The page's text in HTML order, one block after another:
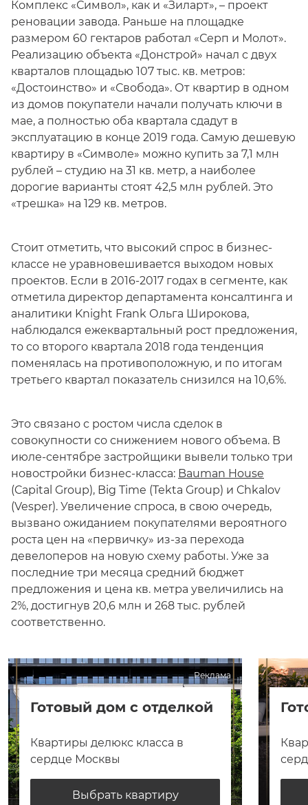
Комплекс «Символ», как и «Зиларт», – проект
реновации завода. Раньше на площадке
размером 60 гектаров работал «Серп и Молот».
Реализацию объекта «Донстрой» начал с двух
кварталов площадью 107 тыс. кв. метров:
«Достоинство» и «Свобода». От квартир в одном
из домов покупатели начали получать ключи в
мае, а полностью оба квартала сдадут в
эксплуатацию в конце 2019 года. Самую дешевую
квартиру в «Символе» можно купить за 7,1 млн
рублей – студию на 31 кв. метр, а наиболее
дорогие варианты стоят 42,5 млн рублей. Это
«трешка» на 129 кв. метров.
Стоит отметить, что высокий спрос в бизнес-
классе не уравновешивается выходом новых
проектов. Если в 2016-2017 годах в сегменте, как
отметила директор департамента консалтинга и
аналитики Knight Frank Ольга Широкова,
наблюдался ежеквартальный рост предложения,
то со второго квартала 2018 года тенденция
поменялась на противоположную, и по итогам
третьего квартал показатель снизился на 10,6%.
Это связано с ростом числа сделок в
совокупности со снижением нового объема. В
июле-сентябре застройщики вывели только три
новостройки бизнес-класса: Bauman House
(Capital Group), Big Time (Tekta Group) и Chkalov
(Vesper). Увеличение спроса, в свою очередь,
вызвано ожиданием покупателями вероятного
роста цен на «первичку» из-за перехода
девелоперов на новую схему работы. Уже за
последние три месяца средний бюджет
предложения и цена кв. метра увеличились на
2%, достигнув 20,6 млн и 268 тыс. рублей
соответственно.
Реклама
Готовый дом с отделкой
Квартиры делюкс класса в
сердце Москвы
Выбрать квартиру